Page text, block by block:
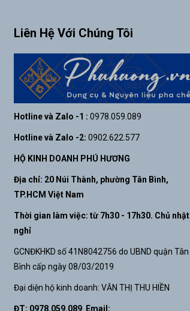
Liên Hệ Với Chúng Tôi
Hotline và Zalo -1 : 0978.059.089
Hotline và Zalo -2: 0902.622.577
HỘ KINH DOANH PHÚ HƯƠNG
Địa chỉ: 20 Núi Thành, phường Tân Bình,
TP.HCM Việt Nam
Thời gian làm việc: từ 7h30 - 17h30. Chủ nhật
nghỉ
GCNĐKHKD số 41N8042756 do UBND quận Tân
Bình cấp ngày 08/03/2019
Đại diện hộ kinh doanh: VĂN THỊ THU HIỀN
ĐT: 0978.059.089 Email: